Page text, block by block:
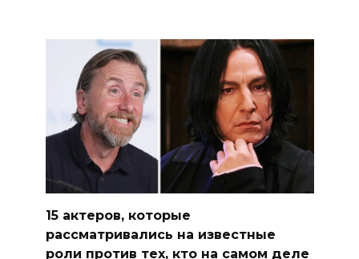
15 актеров, которые
рассматривались на известные
роли против тех, кто на самом деле